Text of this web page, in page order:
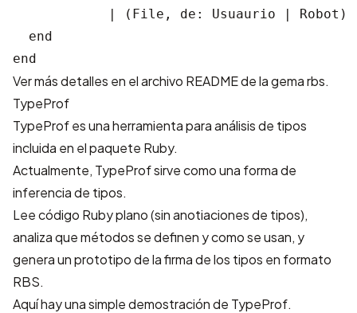
| (File, de: Usuaurio | Robot)
  end
Ver más detalles en elarchivo README de la gema rbs.
TypeProf
TypeProf es una herramienta para análisis de tipos
incluida en el paquete Ruby.
Actualmente, TypeProf sirve como una forma de
inferencia de tipos.
Lee código Ruby plano (sin anotiaciones de tipos),
analiza que métodos se definen y como se usan, y
genera un prototipo de la firma de los tipos en formato
RBS.
Aquí hay una simple demostración de TypeProf.